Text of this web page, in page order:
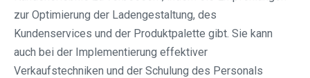
zur Optimierung der Ladengestaltung, des
Kundenservices und der Produktpalette gibt. Sie kann
auch bei der Implementierung effektiver
Verkaufstechniken und der Schulung des Personals